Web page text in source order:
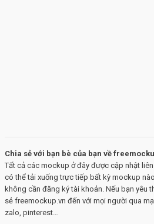
Chia sẻ với bạn bè của bạn về
Tất cả các mockup ở đây được cập nhật
có thể tải xuống trực tiếp bất kỳ mockup
không cần đăng ký tài khoản. Nếu bạn yêu
sẻ freemockup.vn đến với mọi người qua
zalo, pinterest…